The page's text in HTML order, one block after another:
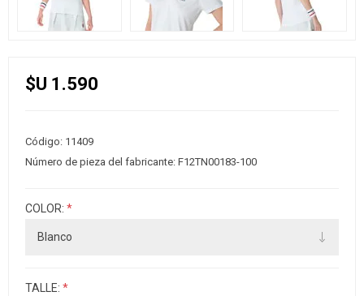
$U 1.590
Código: 11409
Número de pieza del fabricante: F12TN00183-100
COLOR: *
TALLE: *